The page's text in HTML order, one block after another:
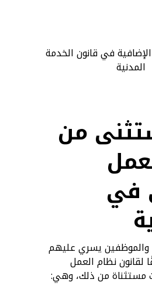
من
في
والموظفين يسري عليهم
لقانون نظام العمل
مستثناة من ذلك، وهي: